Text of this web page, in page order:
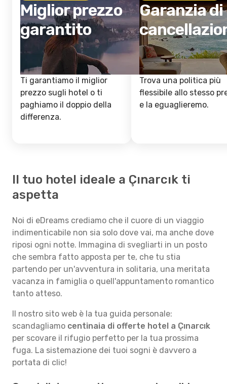
Miglior prezzo
garantito
Ti garantiamo il miglior
prezzo sugli hotel o ti
paghiamo il doppio della
differenza.
Garanzia di
Trova una politica più
flessibile allo stesso
e la eguaglieremo.
Il tuo hotel ideale a Çınarcık ti
aspetta
Noi di eDreams crediamo che il cuore di un viaggio
indimenticabile non sia solo dove vai, ma anche dove
riposi ogni notte. Immagina di svegliarti in un posto
che sembra fatto apposta per te, che tu stia
partendo per un'avventura in solitaria, una meritata
vacanza in famiglia o quell'appuntamento romantico
tanto atteso.
Il nostro sito web è la tua guida personale:
scandagliamo centinaia di offerte hotel a Çınarcık
per scovare il rifugio perfetto per la tua prossima
fuga. La sistemazione dei tuoi sogni è davvero a
portata di clic!